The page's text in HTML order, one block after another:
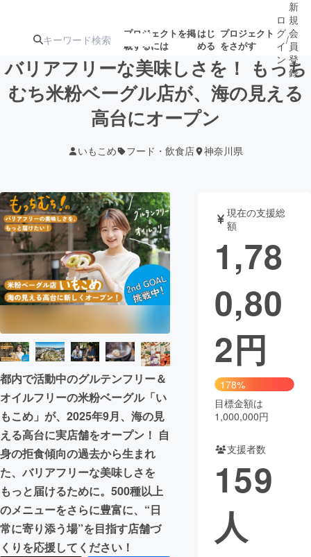
プロジェクトを掲
載するには
はじ
める
プロジェクト
をさがす
注目のリ 注目の新着プロ募集終了が近いプ
テクノロジー・ガジェット
映像・映画 書籍・雑誌
ビジネス・起業 チャレンジ
まちづくり・地域活性化
CAMPFIRE for Social Good
CAMPFIRE Creation
CAMPFIREふるさと納税machi-ya コミュニティ
ロ
グ
イ
ン
/
新
規
会
員
登
録
バリアフリーな美味しさを！ もっち
むち米粉ベーグル店が、海の見える
高台にオープン
いもこめ フード・飲食店 神奈川県
都内で活動中のグルテンフリー＆
オイルフリーの米粉ベーグル「い
もこめ」が、2025年9月、海の見
える高台に実店舗をオープン！ 自
身の拒食傾向の過去から生まれ
た、バリアフリーな美味しさを
もっと届けるために。500種以上
のメニューをさらに豊富に、“日
常に寄り添う場”を目指す店舗づ
くりを応援してください！
現在の支援総
額
1,78
0,80
2円
178%
目標金額は
1,000,000円
支援者数
159
人